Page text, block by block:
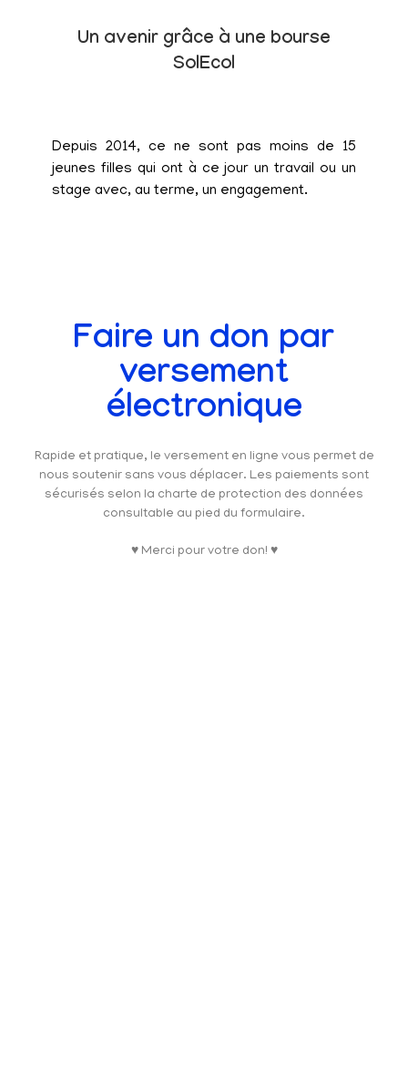
Un avenir grâce à une bourse
SolEcol
Depuis 2014, ce ne sont pas moins de 15
jeunes filles qui ont à ce jour un travail ou un
stage avec, au terme, un engagement.
Faire un don par
versement
électronique
Rapide et pratique, le versement en ligne vous permet de
nous soutenir sans vous déplacer. Les paiements sont
sécurisés selon la charte de protection des données
consultable au pied du formulaire.
♥ Merci pour votre don! ♥